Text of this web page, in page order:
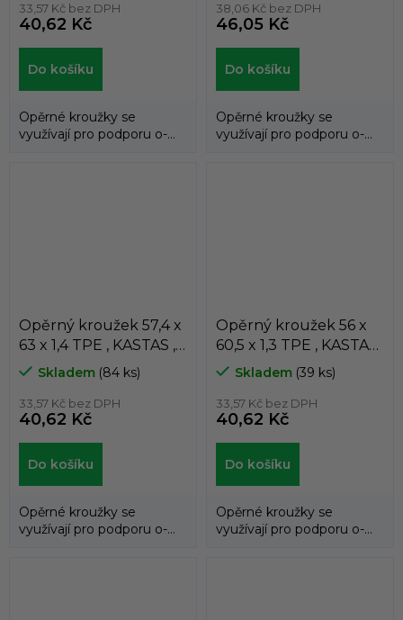
33,57 Kč bez DPH
40,62 Kč
Do košíku
Opěrné kroužky se
využívají pro podporu o-
38,06 Kč bez DPH
46,05 Kč
Do košíku
Opěrné kroužky se
využívají pro podporu o-
Opěrný kroužek 57,4 x
63 x 1,4 TPE , KASTAS ,
K81-057/2
Skladem (84 ks)
33,57 Kč bez DPH
40,62 Kč
Do košíku
Opěrné kroužky se
využívají pro podporu o-
Opěrný kroužek 56 x
60,5 x 1,3 TPE , KASTAS ,
K81-056
Skladem (39 ks)
33,57 Kč bez DPH
40,62 Kč
Do košíku
Opěrné kroužky se
využívají pro podporu o-